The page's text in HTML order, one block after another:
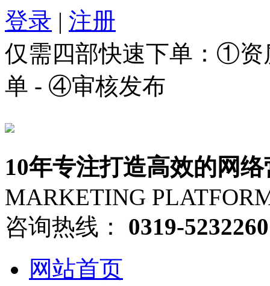
登录 | 注册
仅需四部快速下单：①
单 - ④审核发布
10年专注打造高效的网
MARKETING
咨询热线：
0319-5232260
网站首页